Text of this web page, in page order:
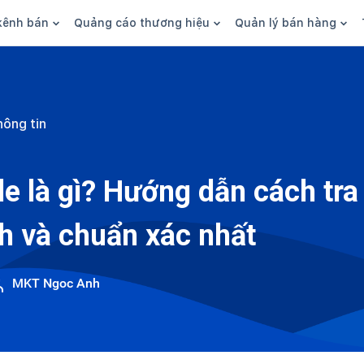
bán
social
sàn
Quảng cáo thương hiệu
Thương hiệu/Brand
Quản lý bán hàng
Tài chính
Nhân viên
tin
là gì? Hướng dẫn cách
và chuẩn xác nhất
MKT Ngoc Anh